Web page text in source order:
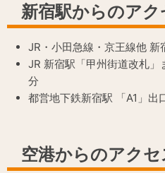
新宿駅からのアク
JR・小田急線・京王線他
JR 新宿駅「甲州街道改札
分
都営地下鉄新宿駅 「A1」出
空港からのアクセ